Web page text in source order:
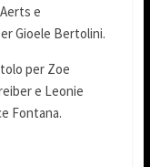
e
Gioele Bertolini.
per Zoe
e Leonie
Fontana.